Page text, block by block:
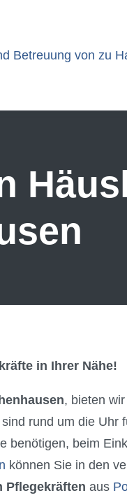
in Ihrer Nähe!
, bieten
sind rund um die Uhr
benötigen, beim
können Sie in den
Pflegekräften aus